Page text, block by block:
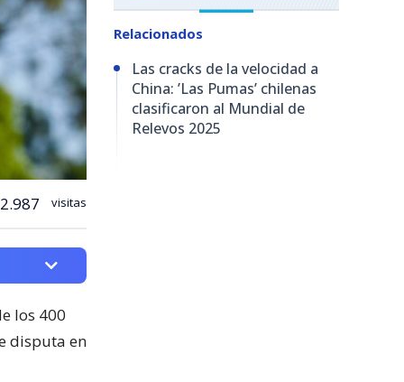
visitas
los 400
disputa en
Relacionados
Las cracks de la velocidad a
China: ’Las Pumas’ chilenas
clasificaron al Mundial de
Relevos 2025